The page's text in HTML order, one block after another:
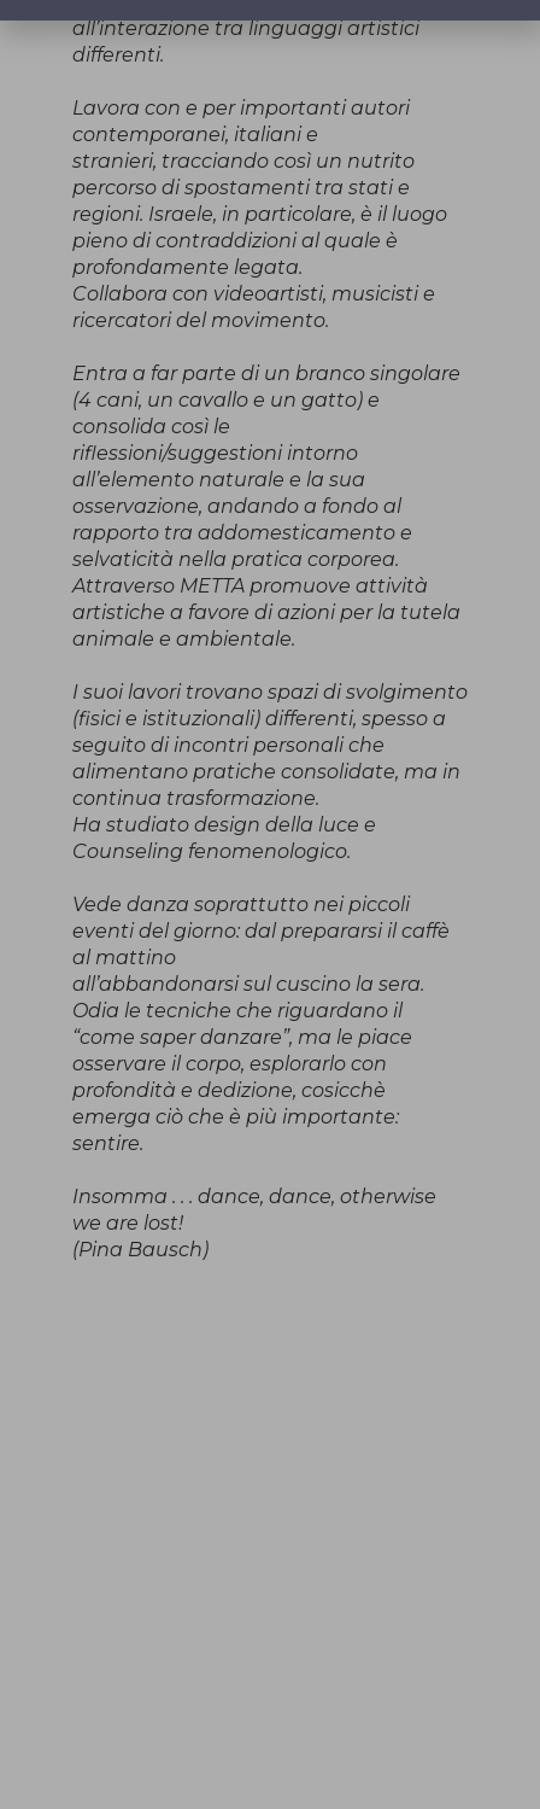
all’interazione tra linguaggi artistici
differenti.
Lavora con e per importanti autori
contemporanei, italiani e
stranieri, tracciando così un nutrito
percorso di spostamenti tra stati e
regioni. Israele, in particolare, è il luogo
pieno di contraddizioni al quale è
profondamente legata.
Collabora con videoartisti, musicisti e
ricercatori del movimento.
Entra a far parte di un branco singolare
(4 cani, un cavallo e un gatto) e
consolida così le
riflessioni/suggestioni intorno
all’elemento naturale e la sua
osservazione, andando a fondo al
rapporto tra addomesticamento e
selvaticità nella pratica corporea.
Attraverso METTA promuove attività
artistiche a favore di azioni per la tutela
animale e ambientale.
I suoi lavori trovano spazi di svolgimento
(fisici e istituzionali) differenti, spesso a
seguito di incontri personali che
alimentano pratiche consolidate, ma in
continua trasformazione.
Ha studiato design della luce e
Counseling fenomenologico.
Vede danza soprattutto nei piccoli
eventi del giorno: dal prepararsi il caffè
al mattino
all’abbandonarsi sul cuscino la sera.
Odia le tecniche che riguardano il
“come saper danzare”, ma le piace
osservare il corpo, esplorarlo con
profondità e dedizione, cosicchè
emerga ciò che è più importante:
sentire.
Insomma . . . dance, dance, otherwise
we are lost!
(Pina Bausch)